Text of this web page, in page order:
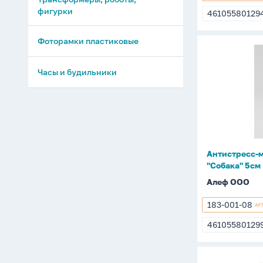
фигурки
Фоторамки пластиковые
Часы и будильники
001-
Антистресс-
"Собака" 5см
Алеф ООО
183-
001-
183-001-08